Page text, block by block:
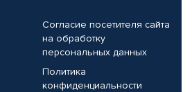
Согласие посетителя сайта
на обработку
персональных данных
Политика
конфиденциальности